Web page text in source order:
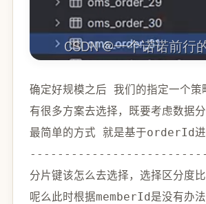
确定好规模之后 我们的指定一个
有很多方案去选择，既要考虑数据
最简单的方式 就是基于orderId
-- -- -- -- -- -- -- -- -- -- -- -- --
分片键该怎么去选择，选择区分度
呢么此时根据memberId是没有办